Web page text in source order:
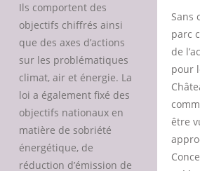
Ils comportent des
objectifs chiffrés ainsi
que des axes d’actions
sur les problématiques
climat, air et énergie. La
loi a également fixé des
objectifs nationaux en
matière de sobriété
énergétique, de
réduction d’émission de
Sans
parc
de
pour
être